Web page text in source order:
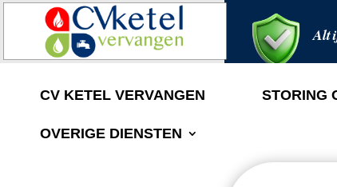
CV KETEL VERVANGEN STORING
OVERIGE DIENSTEN